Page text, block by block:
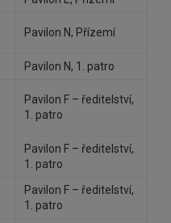
Pavilon N, Přízemí
Pavilon N, 1. patro
Pavilon F – ředitelství,
1. patro
Pavilon F – ředitelství,
1. patro
Pavilon F – ředitelství,
1. patro